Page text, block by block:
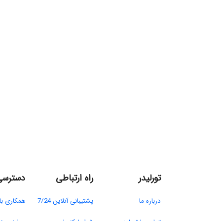
تورلیدر
درباره ما​
راه ارتباطی
پشتیبانی آنلاین 7/24 همکاری